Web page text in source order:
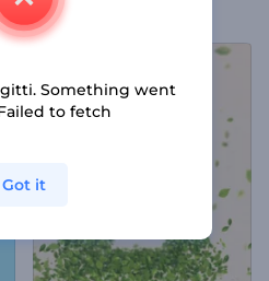
Noel Arifesi Kil Açacağı
gitti. Something went
to fetch
Got it